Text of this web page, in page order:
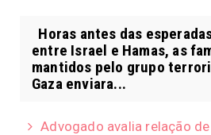
Horas antes das
entre Israel e Hamas, as
mantidos pelo grupo
Gaza enviara...
Advogado avalia relação